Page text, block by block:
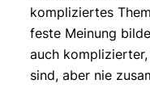
kompliziertes
feste Meinung
auch
sind, aber nie